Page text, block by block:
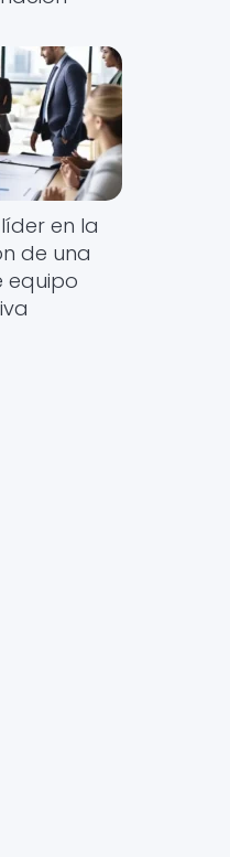
en la
de una
equipo